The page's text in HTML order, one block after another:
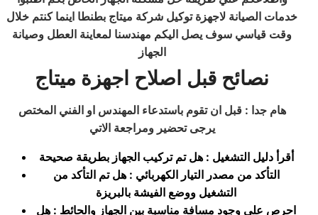
خدمات الصيانة لاجهزة توكيل شركة ميتاج بطنطا اينما كنتم خلال
وقت قياسي سوف يصل اليكم مهندسنا لمعاينة العطل وصيانة
الجهاز
نصائح قبل اصلاح اجهزة ميتاج
هام جدا : قبل ان تقوم باستدعاء المهندس او الفني المختص
يرجى تحضير ومراجعة الاتي
أقرأ دليل التشغيل : هل تم تركيب الجهاز بطريقة صحيحة
التأكد من مصدر التيار الكهربائي : هل تم التأكد من
التشغيل ووضع الفيشة بالبريزة
احرص على وجود مسافة مناسبة بين الجهاز والحائط : هل